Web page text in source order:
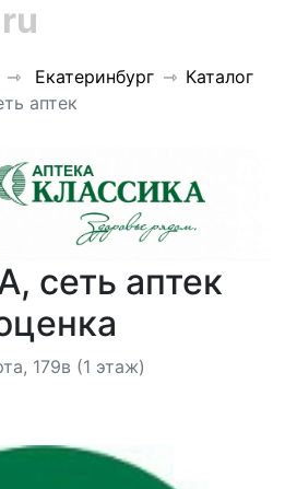
Екатеринбург
Каталог
аптек
сеть аптек
179в (1 этаж)